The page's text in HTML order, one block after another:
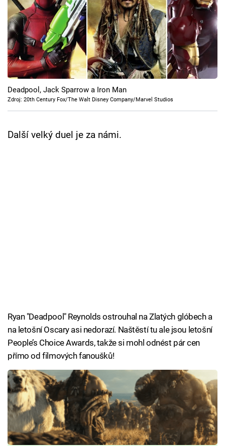
Hry
Cool Esport
Pořady
Sledujte prima+
Přihlášení
Deadpool, Jack Sparrow a Iron Man
Zdroj: 20th Century Fox/The Walt Disney Company/Marvel Studios
Další velký duel je za námi.
Ryan "Deadpool" Reynolds ostrouhal na Zlatých glóbech a
na letošní Oscary asi nedorazí. Naštěstí tu ale jsou letošní
People’s Choice Awards, takže si mohl odnést pár cen
přímo od filmových fanoušků!